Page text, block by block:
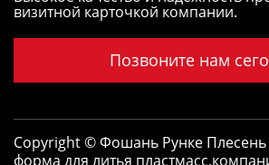
визитной карточкой компании.
Позвоните нам
Copyright © Фошань Рунке Плесень
форма для литья пластмасс,